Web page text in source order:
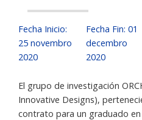
Fecha Inicio:
25 novembro
2020
Fecha Fin: 01
decembro
2020
El grupo de investigación
Innovative Designs),
contrato para un graduado